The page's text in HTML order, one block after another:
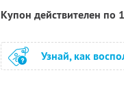
Купон действителен по
Узнай, как